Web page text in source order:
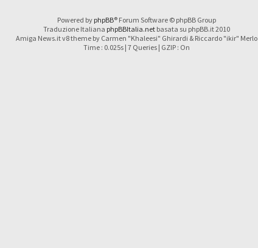
Powered by phpBB® Forum Software © phpBB Group
Traduzione Italiana phpBBItalia.netbasata su phpBB.it 2010
Amiga News.it v8 theme by Carmen "Khaleesi" Ghirardi & Riccardo "ikir" Merlo
Time : 0.025s | 7 Queries | GZIP : On